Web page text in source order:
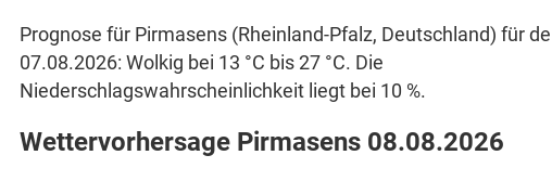
Prognose für Pirmasens (Rheinland-Pfalz, Deutschland) für
07.08.2026: Wolkig bei 13 °C bis 27 °C. Die
Niederschlagswahrscheinlichkeit liegt bei 10 %.
Wettervorhersage Pirmasens 08.08.2026